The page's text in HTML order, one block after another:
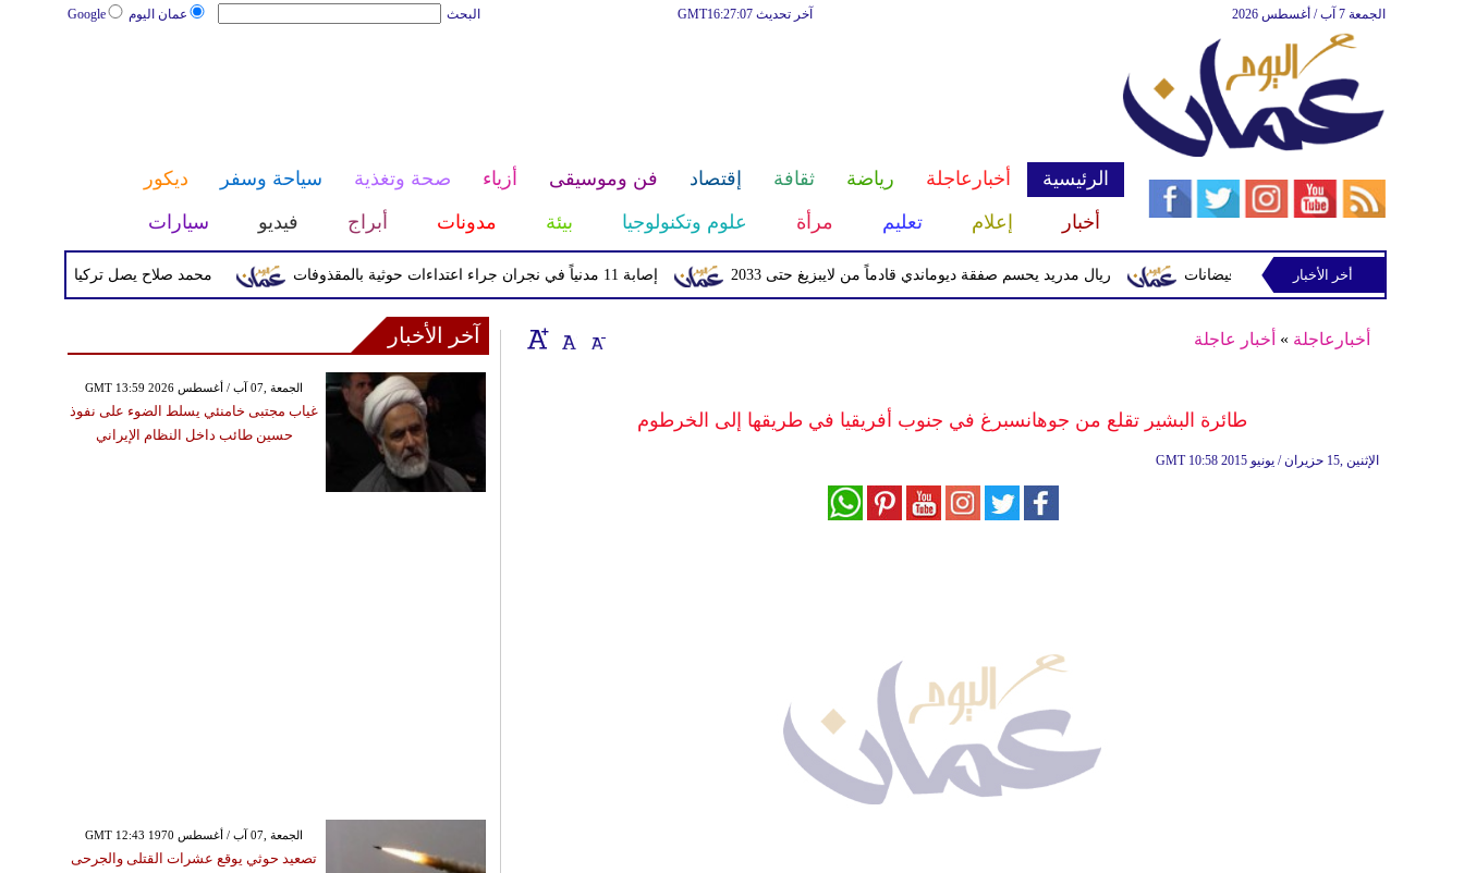
عمان اليوم Google البحث آخر تحديث GMT16:27:07 الجمعة 7 آب / أغسطس 2026
الرئيسية أخبارعاجلة رياضة ثقافة إقتصاد فن وموسيقى أزياء صحة وتغذية سياحة وسفر
ديكور
أخبار
إعلام تعليم مرأة علوم وتكنولوجيا بيئة مدونات أبراج فيديو سيارات
محمد صلاح يصل تركيا الأربعاء لإتمام إصابة 11 مدنياً في نجران جراء اعتداءات حوثية بالمقذوفات ريال مدريد يحسم صفقة ديوماندي قادماً من لايبزيغ حتى 2033 من أمطار غزيرة وفيضانات
أخر الأخبار
أخبارعاجلة » أخبار عاجلة
طائرة البشير تقلع من جوهانسبرغ في جنوب أفريقيا في طريقها إلى الخرطوم
GMT 10:58 2015 الإثنين ,15 حزيران / يونيو
آخر الأخبار
GMT 13:59 2026 الجمعة ,07 آب / أغسطس
غياب مجتبى خامنئي يسلط الضوء على نفوذ
حسين طائب داخل النظام الإيراني
GMT 12:43 1970 الجمعة ,07 آب / أغسطس
تصعيد حوثي يوقع عشرات القتلى والجرحى